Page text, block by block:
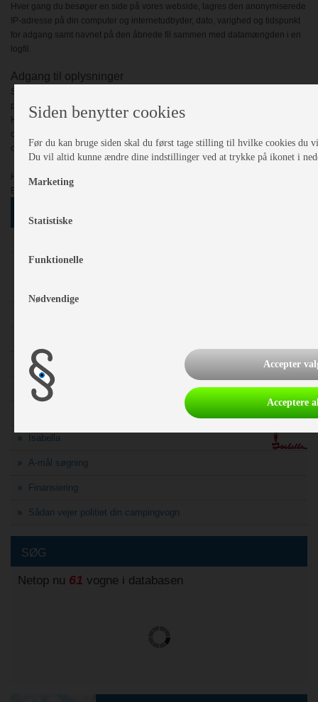
Hver gang du besøger en side på vores webside, lagres den anonymiserede
IP-adresse på din computer og internetudbyder, dato, varighed og tidspunkt
for adgang samt navnet på den åbnede fil sammen med datamængden i en
logfil.
Adgang til oplysninger
Spørgsmål og kommentarer til denne Persondatapolitik kan rettes til
post@bije.dk
Hvis du ønsker at få oplyst, hvilke oplysninger vi har registreret om dig, bede
om en kopi af disse oplysninger eller have os til at slette eller rette dine
oplysninger, skal du skrive til os på adressen post@bije.dk
Hvis du ikke får et tilfredsstillende svar fra os, kan du klage til Datatilsynet,
Borgergade 28,5, 1300 København K, eller på dt@datatilsynet.dk
Fendt
Camp-Let
Brugte
Isabella
A-mål søgning
Finansiering
Sådan vejer politiet din campingvogn
SØG
Netop nu 61 vogne i databasen
Siden benytter cookies
Før du kan bruge siden skal du først tage stilling til hvilke cookies du
Du vil altid kunne ændre dine indstillinger ved at trykke på ikonet i
Marketing
Statistiske
Funktionelle
Nødvendige
Accepter
Acceptere